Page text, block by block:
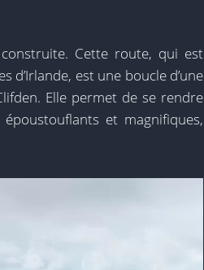
Cette route, qui est
d’Irlande, est une boucle d’une
Elle permet de se rendre
et magnifiques,